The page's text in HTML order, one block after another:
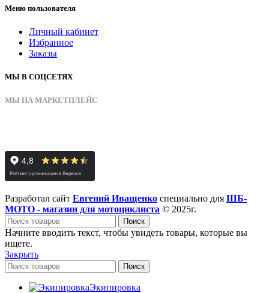
Меню пользователя
Личный кабинет
Избранное
Заказы
МЫ В СОЦСЕТЯХ
МЫ НА МАРКЕТПЛЕЙС
Разработал сайт Евгений Иващенко специально для ШБ-
МОТО - магазин для мотоциклиста © 2025г.
Поиск
Начните вводить текст, чтобы увидеть товары, которые вы
ищете.
Закрыть
Поиск
Экипировка